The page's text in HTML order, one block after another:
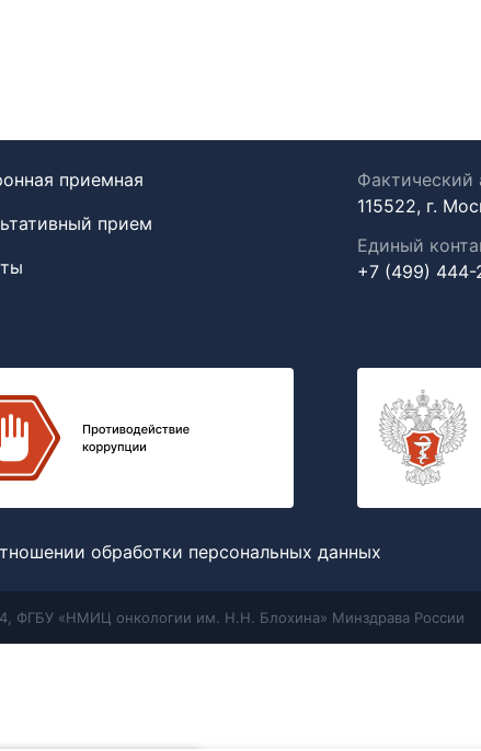
приемная
прием
Фактический
115522, г.
Единый
+7 (499) 444-
обработки персональных данных
ФГБУ «НМИЦ онкологии им. Н.Н. Блохина» Минздрава России